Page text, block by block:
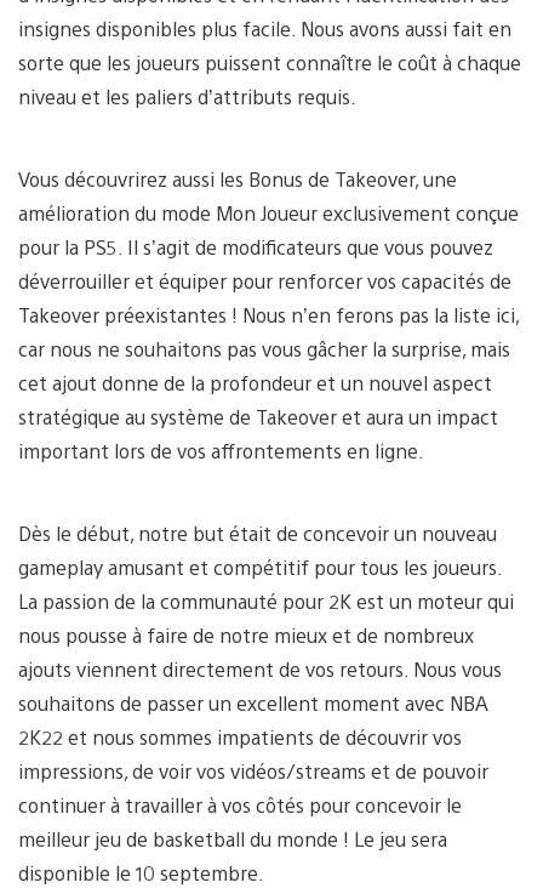
insignes disponibles plus facile. Nous avons aussi fait en
sorte que les joueurs puissent connaître le coût à chaque
niveau et les paliers d’attributs requis.
Vous découvrirez aussi les Bonus de Takeover, une
amélioration du mode Mon Joueur exclusivement conçue
pour la PS5. Il s’agit de modificateurs que vous pouvez
déverrouiller et équiper pour renforcer vos capacités de
Takeover préexistantes ! Nous n’en ferons pas la liste ici,
car nous ne souhaitons pas vous gâcher la surprise, mais
cet ajout donne de la profondeur et un nouvel aspect
stratégique au système de Takeover et aura un impact
important lors de vos affrontements en ligne.
Dès le début, notre but était de concevoir un nouveau
gameplay amusant et compétitif pour tous les joueurs.
La passion de la communauté pour 2K est un moteur qui
nous pousse à faire de notre mieux et de nombreux
ajouts viennent directement de vos retours. Nous vous
souhaitons de passer un excellent moment avec NBA
2K22 et nous sommes impatients de découvrir vos
impressions, de voir vos vidéos/streams et de pouvoir
continuer à travailler à vos côtés pour concevoir le
meilleur jeu de basketball du monde ! Le jeu sera
disponible le 10 septembre.